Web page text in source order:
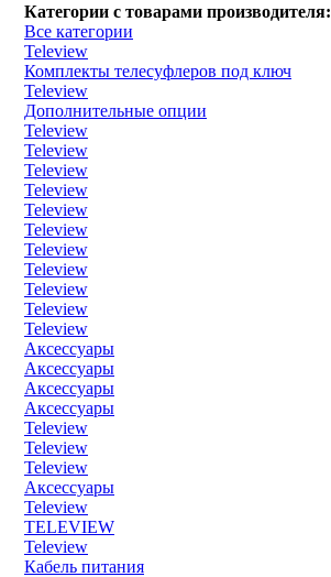
Категории с товарами производителя:
Все категории
Teleview
Комплекты телесуфлеров под ключ
Teleview
Дополнительные опции
Teleview
Teleview
Teleview
Teleview
Teleview
Teleview
Teleview
Teleview
Teleview
Teleview
Teleview
Аксессуары
Аксессуары
Аксессуары
Аксессуары
Teleview
Teleview
Teleview
Аксессуары
Teleview
TELEVIEW
Teleview
Кабель питания